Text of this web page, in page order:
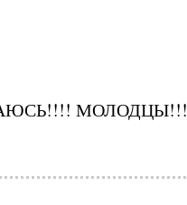
МОЛОДЦЫ!!!